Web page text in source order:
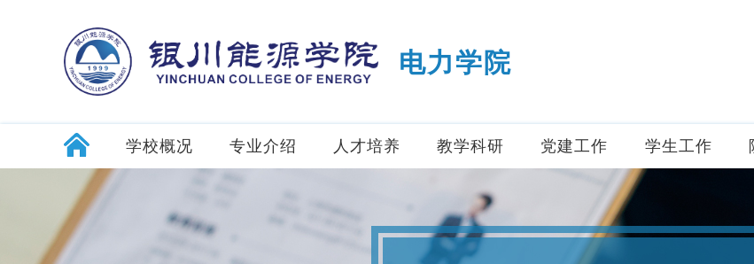
电力学院
学校概况 专业介绍 人才培养 教学科研 党建工作 学生工作